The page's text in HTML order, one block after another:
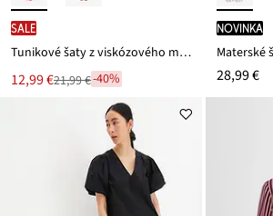
SALE
Tunikové šaty z viskózového mixu so štuktúrovaným efektom
Nová
cena
12,99 €
Zľava 21,99 €-40%
novinka
28,99 €